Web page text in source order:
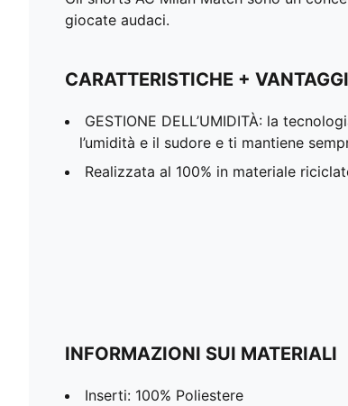
giocate audaci.
CARATTERISTICHE + VANTAGGI
GESTIONE DELL’UMIDITÀ: la
l’umidità e il sudore e ti mantiene
Realizzata al 100% in materiale
INFORMAZIONI SUI MATERIALI
Inserti: 100% Poliestere